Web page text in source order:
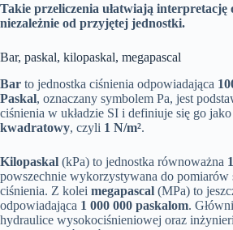
Takie przeliczenia ułatwiają interpretację
niezależnie od przyjętej jednostki.
Bar, paskal, kilopaskal, megapascal
Bar to jednostka ciśnienia odpowiadająca
Paskal, oznaczany symbolem Pa, jest
ciśnienia w układzie SI i definiuje się go jako
kwadratowy, czyli 1 N/m².
Kilopaskal (kPa) to jednostka równoważna
powszechnie wykorzystywana do pomiarów
ciśnienia. Z kolei megapascal (MPa) to
odpowiadająca 1 000 000 paskalom.
hydraulice wysokociśnieniowej oraz